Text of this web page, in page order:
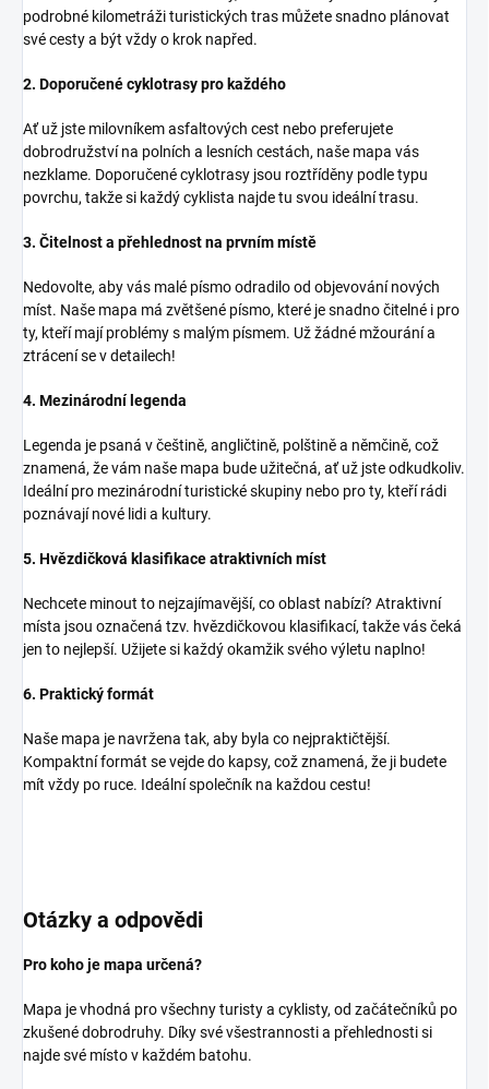
podrobné kilometráži turistických tras můžete snadno plánovat
své cesty a být vždy o krok napřed.
2. Doporučené cyklotrasy pro každého
Ať už jste milovníkem asfaltových cest nebo preferujete
dobrodružství na polních a lesních cestách, naše mapa vás
nezklame. Doporučené cyklotrasy jsou roztříděny podle typu
povrchu, takže si každý cyklista najde tu svou ideální trasu.
3. Čitelnost a přehlednost na prvním místě
Nedovolte, aby vás malé písmo odradilo od objevování nových
míst. Naše mapa má zvětšené písmo, které je snadno čitelné i pro
ty, kteří mají problémy s malým písmem. Už žádné mžourání a
ztrácení se v detailech!
4. Mezinárodní legenda
Legenda je psaná v češtině, angličtině, polštině a němčině, což
znamená, že vám naše mapa bude užitečná, ať už jste odkudkoliv.
Ideální pro mezinárodní turistické skupiny nebo pro ty, kteří rádi
poznávají nové lidi a kultury.
5. Hvězdičková klasifikace atraktivních míst
Nechcete minout to nejzajímavější, co oblast nabízí? Atraktivní
místa jsou označená tzv. hvězdičkovou klasifikací, takže vás čeká
jen to nejlepší. Užijete si každý okamžik svého výletu naplno!
6. Praktický formát
Naše mapa je navržena tak, aby byla co nejpraktičtější.
Kompaktní formát se vejde do kapsy, což znamená, že ji budete
mít vždy po ruce. Ideální společník na každou cestu!
Otázky a odpovědi
Pro koho je mapa určená?
Mapa je vhodná pro všechny turisty a cyklisty, od začátečníků po
zkušené dobrodruhy. Díky své všestrannosti a přehlednosti si
najde své místo v každém batohu.